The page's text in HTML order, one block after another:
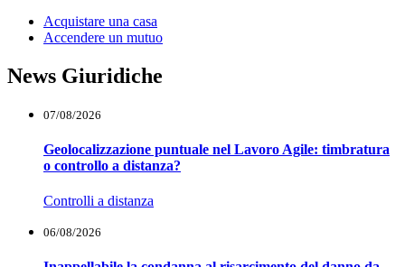
Acquistare una casa
Accendere un mutuo
News Giuridiche
07/08/2026
Geolocalizzazione puntuale nel Lavoro Agile: timbratura
o controllo a distanza?
Controlli a distanza
06/08/2026